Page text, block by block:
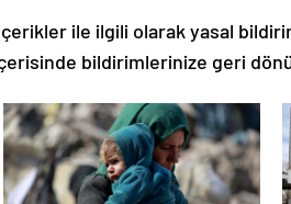
ile ilgili olarak yasal
bildirimlerinize geri